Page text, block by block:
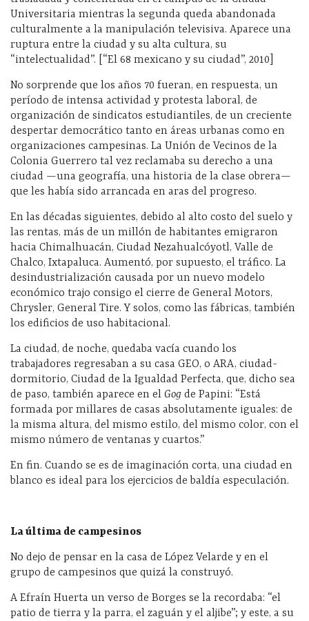
Universitaria mientras la segunda queda abandonada
culturalmente a la manipulación televisiva. Aparece una
ruptura entre la ciudad y su alta cultura, su
“intelectualidad”. [“El 68 mexicano y su ciudad”, 2010]
No sorprende que los años 70 fueran, en respuesta, un
período de intensa actividad y protesta laboral, de
organización de sindicatos estudiantiles, de un creciente
despertar democrático tanto en áreas urbanas como en
organizaciones campesinas. La Unión de Vecinos de la
Colonia Guerrero tal vez reclamaba su derecho a una
ciudad —una geografía, una historia de la clase obrera—
que les había sido arrancada en aras del progreso.
En las décadas siguientes, debido al alto costo del suelo y
las rentas, más de un millón de habitantes emigraron
hacia Chimalhuacán, Ciudad Nezahualcóyotl, Valle de
Chalco, Ixtapaluca. Aumentó, por supuesto, el tráfico. La
desindustrialización causada por un nuevo modelo
económico trajo consigo el cierre de General Motors,
Chrysler, General Tire. Y solos, como las fábricas, también
los edificios de uso habitacional.
La ciudad, de noche, quedaba vacía cuando los
trabajadores regresaban a su casa GEO, o ARA, ciudad-
dormitorio, Ciudad de la Igualdad Perfecta, que, dicho sea
de paso, también aparece en el Gog de Papini: “Está
formada por millares de casas absolutamente iguales: de
la misma altura, del mismo estilo, del mismo color, con el
mismo número de ventanas y cuartos.”
En fin. Cuando se es de imaginación corta, una ciudad en
blanco es ideal para los ejercicios de baldía especulación.
La última de campesinos
No dejo de pensar en la casa de López Velarde y en el
grupo de campesinos que quizá la construyó.
A Efraín Huerta un verso de Borges se la recordaba: “el
patio de tierra y la parra, el zaguán y el aljibe”; y este, a su